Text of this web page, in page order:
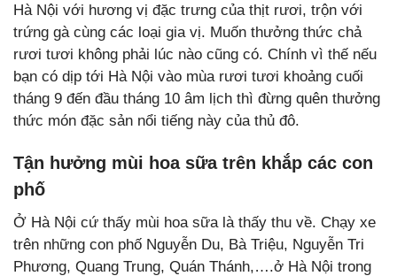
Hà Nội với hương vị đặc trưng của thịt rươi, trộn với
trứng gà cùng các loại gia vị. Muốn thưởng thức chả
rươi tươi không phải lúc nào cũng có. Chính vì thế nếu
bạn có dịp tới Hà Nội vào mùa rươi tươi khoảng cuối
tháng 9 đến đầu tháng 10 âm lịch thì đừng quên thưởng
thức món đặc sản nổi tiếng này của thủ đô.
Tận hưởng mùi hoa sữa trên khắp các con
phố
Ở Hà Nội cứ thấy mùi hoa sữa là thấy thu về. Chạy xe
trên những con phố Nguyễn Du, Bà Triệu, Nguyễn Tri
Phương, Quang Trung, Quán Thánh,….ở Hà Nội trong